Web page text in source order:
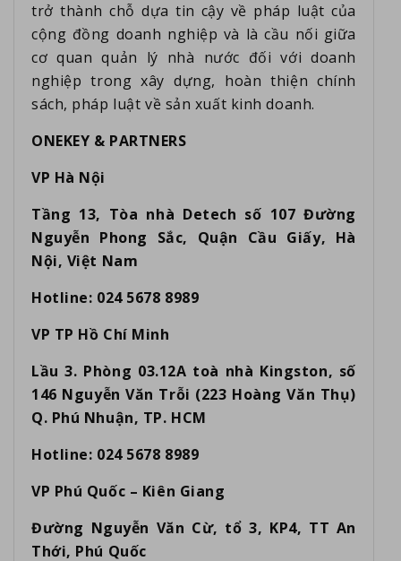
trở thành chỗ dựa tin cậy về pháp luật của
cộng đồng doanh nghiệp và là cầu nối giữa
cơ quan quản lý nhà nước đối với doanh
nghiệp trong xây dựng, hoàn thiện chính
sách, pháp luật về sản xuất kinh doanh.
ONEKEY & PARTNERS
VP Hà Nội
Tầng 13, Tòa nhà Detech số 107 Đường
Nguyễn Phong Sắc, Quận Cầu Giấy, Hà
Nội, Việt Nam
Hotline: 024 5678 8989
VP TP Hồ Chí Minh
Lầu 3. Phòng 03.12A toà nhà Kingston, số
146 Nguyễn Văn Trỗi (223 Hoàng Văn Thụ)
Q. Phú Nhuận, TP. HCM
Hotline: 024 5678 8989
VP Phú Quốc – Kiên Giang
Đường Nguyễn Văn Cừ, tổ 3, KP4, TT An
Thới, Phú Quốc